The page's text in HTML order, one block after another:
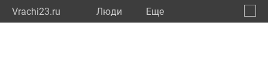
Vrachi23.ru Люди Eще